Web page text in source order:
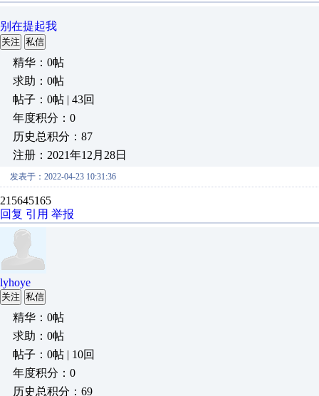
别在提起我
关注 私信
精华：0帖
求助：0帖
帖子：0帖 | 43回
年度积分：0
历史总积分：87
注册：2021年12月28日
发表于：2022-04-23 10:31:36
215645165
回复 引用 举报
lyhoye
关注 私信
精华：0帖
求助：0帖
帖子：0帖 | 10回
年度积分：0
历史总积分：69